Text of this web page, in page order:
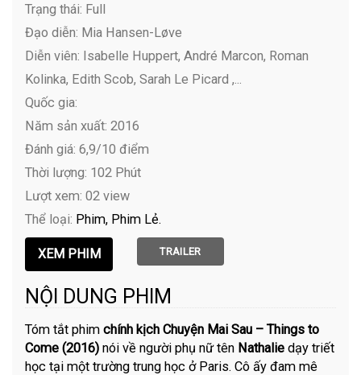
Trạng thái: Full
Đạo diễn: Mia Hansen-Løve
Diễn viên: Isabelle Huppert, André Marcon, Roman
Kolinka, Edith Scob, Sarah Le Picard ,...
Quốc gia:
Năm sản xuất: 2016
Đánh giá: 6,9/10 điểm
Thời lượng: 102 Phút
Lượt xem: 02 view
Thể loại: Phim Phim Lẻ
TRAILER
NỘI DUNG PHIM
Tóm tắt phimchính kịch Chuyện Mai Sau – Things to
Come (2016)nói về người phụ nữ tên Nathaliedạy triết
học tại một trường trung học ở Paris. Cô ấy đam mê